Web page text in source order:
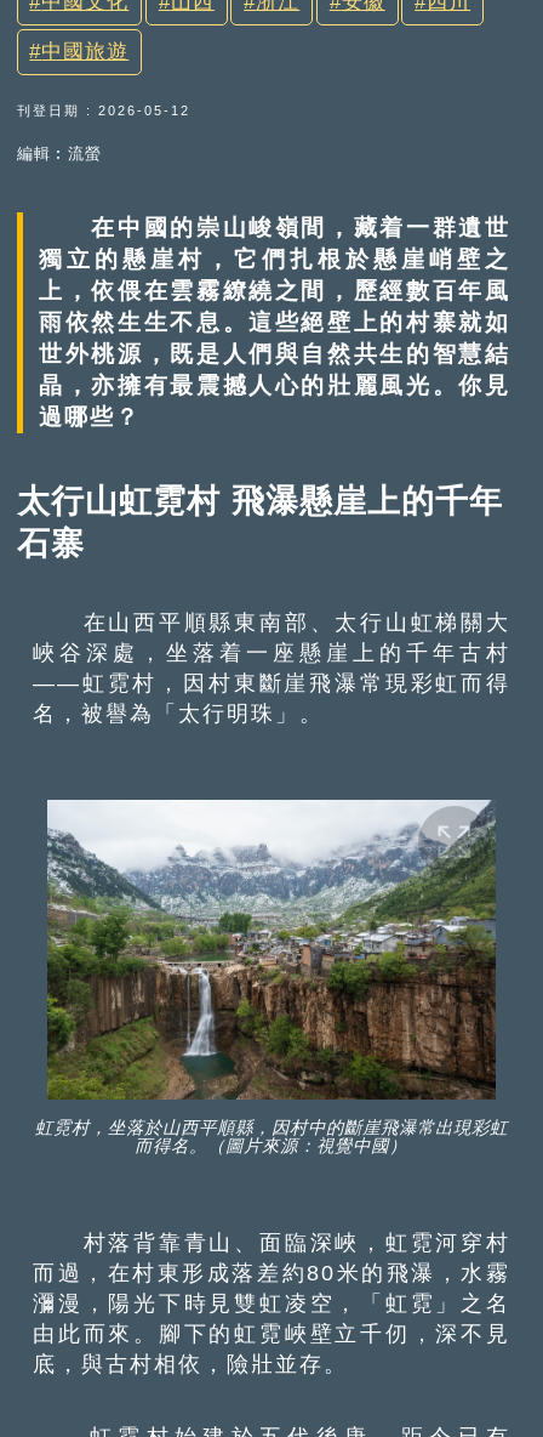
中國旅遊
刊登日期 : 2026-05-12
編輯︰流螢
在中國的崇山峻嶺間，藏着一群遺世
獨立的懸崖村，它們扎根於懸崖峭壁之
上，依偎在雲霧繚繞之間，歷經數百年風
雨依然生生不息。這些絕壁上的村寨就如
世外桃源，既是人們與自然共生的智慧結
晶，亦擁有最震撼人心的壯麗風光。你見
過哪些？
太行山虹霓村 飛瀑懸崖上的千年
石寨
在山西平順縣東南部、太行山虹梯關大
峽谷深處，坐落着一座懸崖上的千年古村
——虹霓村，因村東斷崖飛瀑常現彩虹而得
名，被譽為「太行明珠」。
虹霓村，坐落於山西平順縣，因村中的斷崖飛瀑常出現彩虹
而得名。（圖片來源：視覺中國）
村落背靠青山、面臨深峽，虹霓河穿村
而過，在村東形成落差約80米的飛瀑，水霧
瀰漫，陽光下時見雙虹凌空，「虹霓」之名
由此而來。腳下的虹霓峽壁立千仞，深不見
底，與古村相依，險壯並存。